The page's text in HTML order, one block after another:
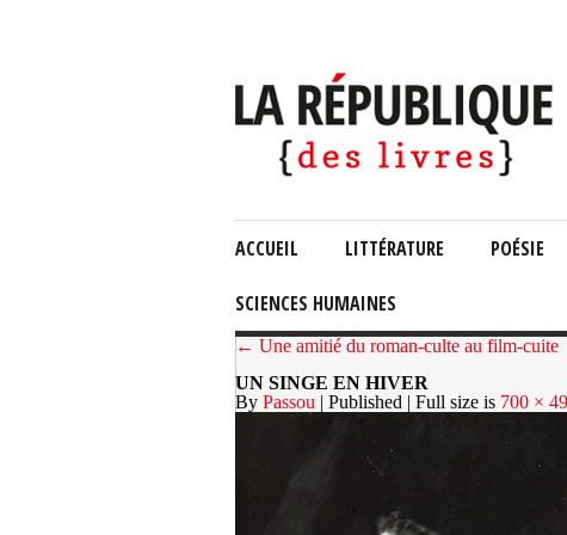
ACCUEIL LITTÉRATURE POÉSIE
SCIENCES HUMAINES
← Une amitié du roman-culte au film-cuite
UN SINGE EN HIVER
By Passou | Published | Full size is 700 ×